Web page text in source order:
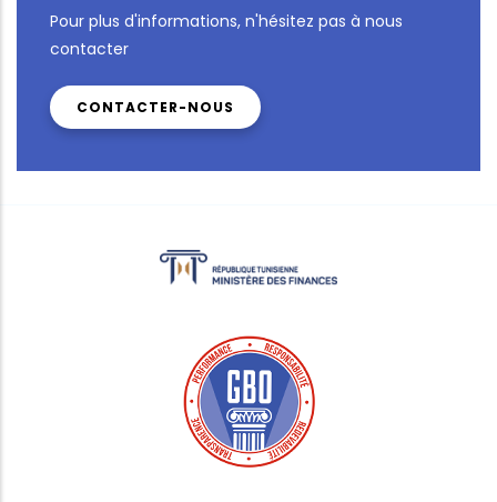
Pour plus d'informations, n'hésitez pas à nous
contacter
CONTACTER-NOUS